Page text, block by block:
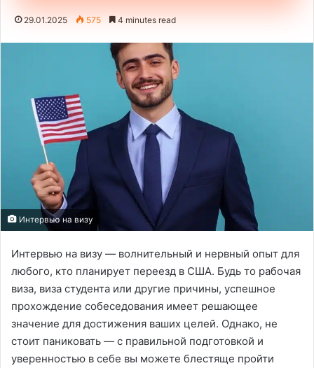
29.01.2025 575 4 minutes read
Интервью на визу
Интервью на визу — волнительный и нервный опыт для
любого, кто планирует переезд в США. Будь то рабочая
виза, виза студента или другие причины, успешное
прохождение собеседования имеет решающее
значение для достижения ваших целей. Однако, не
стоит паниковать — с правильной подготовкой и
уверенностью в себе вы можете блестяще пройти